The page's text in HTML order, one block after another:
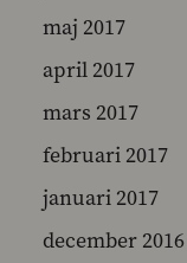
maj 2017
april 2017
mars 2017
februari 2017
januari 2017
december 2016